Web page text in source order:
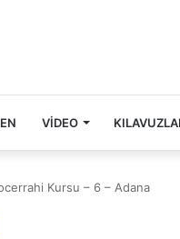
VİDEO
Kursu – 6 – Adana